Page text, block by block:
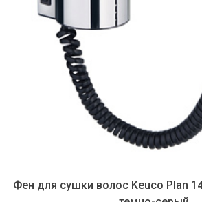
Фен для сушки волос Keuco Plan